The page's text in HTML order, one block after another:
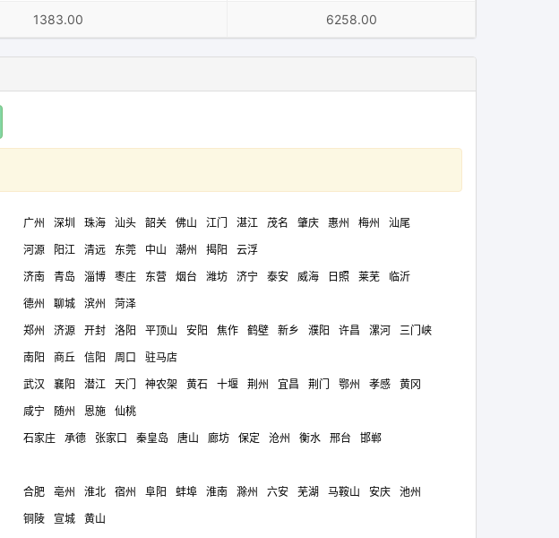
1383.00 6258.00
广州 深圳 珠海 汕头 韶关 佛山 江门 湛江 茂名 肇庆 惠州 梅州
汕尾
河源
阳江 清远 东莞 中山 潮州 揭阳
云浮
济南 青岛 淄博 枣庄 东营 烟台 潍坊 济宁 泰安 威海 日照 莱芜
临沂
德州
聊城 滨州
菏泽
郑州 济源 开封 洛阳 平顶山 安阳 焦作 鹤壁 新乡 濮阳 许昌 漯河
三门峡
南阳
商丘 信阳 周口
驻马店
武汉 襄阳 潜江 天门 神农架 黄石 十堰 荆州 宜昌 荆门 鄂州 孝感
黄冈
咸宁
随州 恩施
仙桃
石家庄 承德 张家口 秦皇岛 唐山 廊坊 保定 沧州 衡水 邢台 邯郸
合肥 亳州 淮北 宿州 阜阳 蚌埠 淮南 滁州 六安 芜湖 马鞍山 安庆
池州
铜陵
宣城
黄山